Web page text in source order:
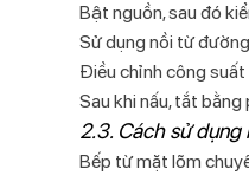
Bật nguồn, sau đó
Sử dụng nồi từ
Điều chỉnh công
Sau khi nấu, tắt bằng
2.3. Cách sử dụng
Bếp từ mặt lõm